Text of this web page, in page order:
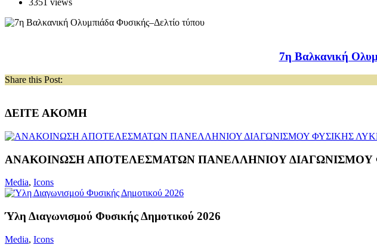
3351 views
7η Βαλκανική
Share this Post:
ΔΕΙΤΕ ΑΚΟΜΗ
ΑΝΑΚΟΙΝΩΣΗ ΑΠΟΤΕΛΕΣΜΑΤΩΝ ΠΑΝΕΛΛΗΝΙΟΥ ΔΙΑΓΩΝΙΣΜΟΥ
Media, Icons
Ύλη Διαγωνισμού Φυσικής Δημοτικού 2026
Media, Icons